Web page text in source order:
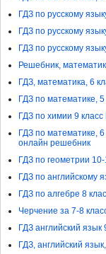
ГДЗ по русскому
ГДЗ по русскому
ГДЗ по русскому
Решебник,
ГДЗ, математика, 6
ГДЗ по математике,
ГДЗ по химии 9
ГДЗ по математике,
онлайн решебник
ГДЗ по геометрии
ГДЗ по английскому
ГДЗ по алгебре 8
Черчение за 7-8
ГДЗ английский
ГДЗ, английский